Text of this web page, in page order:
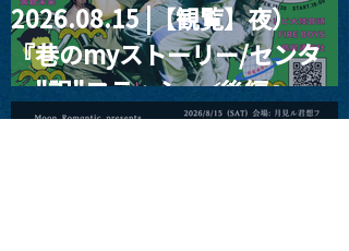
2026.08.15 |【観覧】夜）
『巷のmyストーリー/センタ
ー"訳"フラッシュ⚡️後編』